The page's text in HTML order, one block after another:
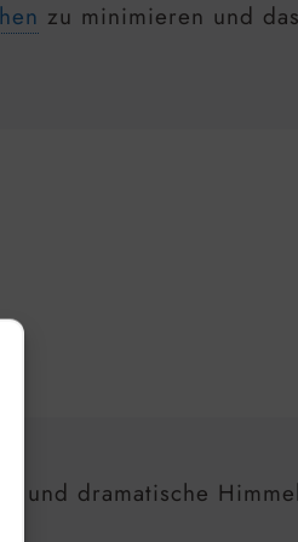
zu minimieren und
und dramatische